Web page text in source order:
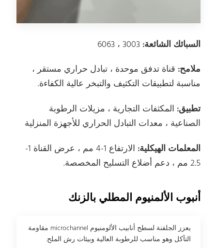
السبائك الشائعة: 3003 ، 6063
ملامح: قناة تدفق موحدة ، تبادل حراري مستقر ،
مناسبة لتطبيقات التكثيف والتبخر عالية الكفاءة.
تطبيق: المكثفات التجارية ، مزيلات الرطوبة
الصناعية ، معدات التبادل الحراري للأجهزة المنزلية
المعلمات الهيكلية:
الارتفاع 1-4 مم ، عرض القناة 1-
2.5 مم ، دعم أضلاع التسليح المخصصة.
أنبوب الألمنيوم المطلي بالزنك
يعزز الجلفنة لسطح أنابيب الألومنيوم microchannel مقاومة
التآكل وهو مناسب للرطوبة العالية وبيئات رش الملح.